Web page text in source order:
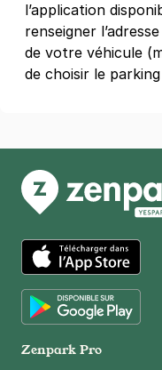
55
Réserver
+ Abonnements
l’application
renseigner
de votre véhicule
de choisir le
App Store
Zenpark Pro